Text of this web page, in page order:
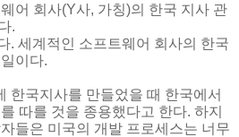
어 회사(Y사, 가칭)의 한국 지사 관
.
. 세계적인 소프트웨어 회사의 한국
이다.
한국지사를 만들었을 때 한국에서
따를 것을 종용했다고 한다. 하지
들은 미국의 개발 프로세스는 너무